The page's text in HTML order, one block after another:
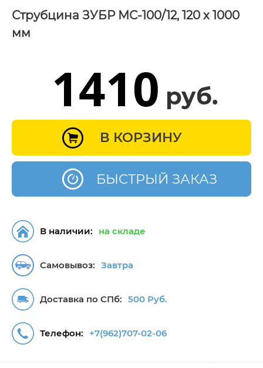
Струбцина ЗУБР МС-100/12, 120 х 1000
мм
1410 руб.
БЫСТРЫЙ ЗАКАЗ
В КОРЗИНУ
Самовывоз: Завтра
Доставка по СПб: 500 Руб.
В наличии: на складе
Телефон: +7(962)707-02-06